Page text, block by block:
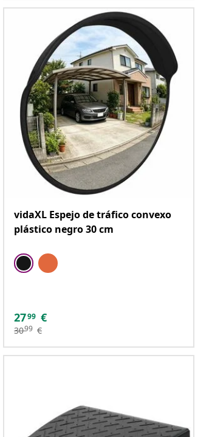
vidaXL Espejo de tráfico convexo
plástico negro 30 cm
2799 €
3099 €